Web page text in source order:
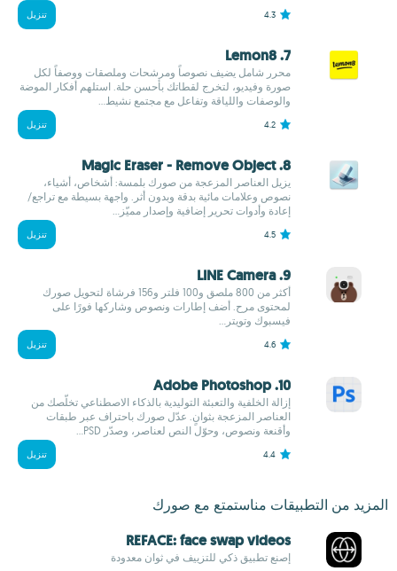
4.3 تنزيل
7. Lemon8
محرر شامل يضيف نصوصاً ومرشحات وملصقات ووصفاً لكل
صورة وفيديو، لتخرج لقطاتك بأحسن حلة. استلهم أفكار الموضة
والوصفات واللياقة وتفاعل مع مجتمع نشيط...
4.2 تنزيل
8. Magic Eraser - Remove Object
يزيل العناصر المزعجة من صورك بلمسة: أشخاص، أشياء،
نصوص وعلامات مائية بدقة وبدون أثر. واجهة بسيطة مع تراجع/
إعادة وأدوات تحرير إضافية وإصدار مميّز...
4.5 تنزيل
9. LINE Camera
أكثر من 800 ملصق و100 فلتر و156 فرشاة لتحويل صورك
لمحتوى مرح. أضف إطارات ونصوص وشاركها فورًا على
فيسبوك وتويتر...
4.6 تنزيل
10. Adobe Photoshop
إزالة الخلفية والتعبئة التوليدية بالذكاء الاصطناعي تخلّصك من
العناصر المزعجة بثوانٍ. عدّل صورك باحتراف عبر طبقات
وأقنعة ونصوص، وحوّل النص لعناصر، وصدّر PSD...
4.4 تنزيل
المزيد من التطبيقات مناستمتع مع صورك
REFACE: face swap videos
إصنع تطبيق ذكي للتزييف في ثوان معدودة